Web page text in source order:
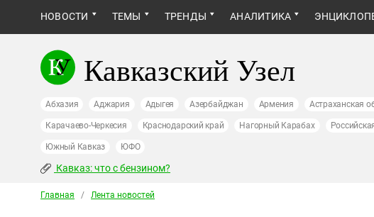
НОВОСТИ ТЕМЫ ТРЕНДЫ АНАЛИТИКА
Кавказский Узел
Абхазия Аджария Адыгея Азербайджан Армения Астраханская
Карачаево-Черкесия Краснодарский край Нагорный Карабах
Южный Кавказ ЮФО
Кавказ: что с бензином?
Главная / Лента новостей